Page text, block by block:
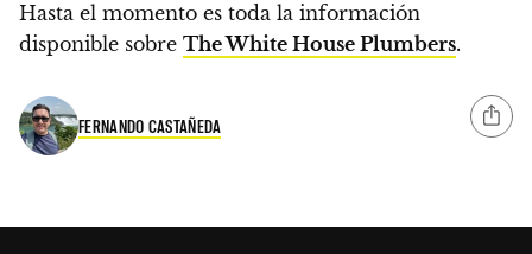
Hasta el momento es toda la información
disponible sobre The White House Plumbers.
FERNANDO CASTAÑEDA